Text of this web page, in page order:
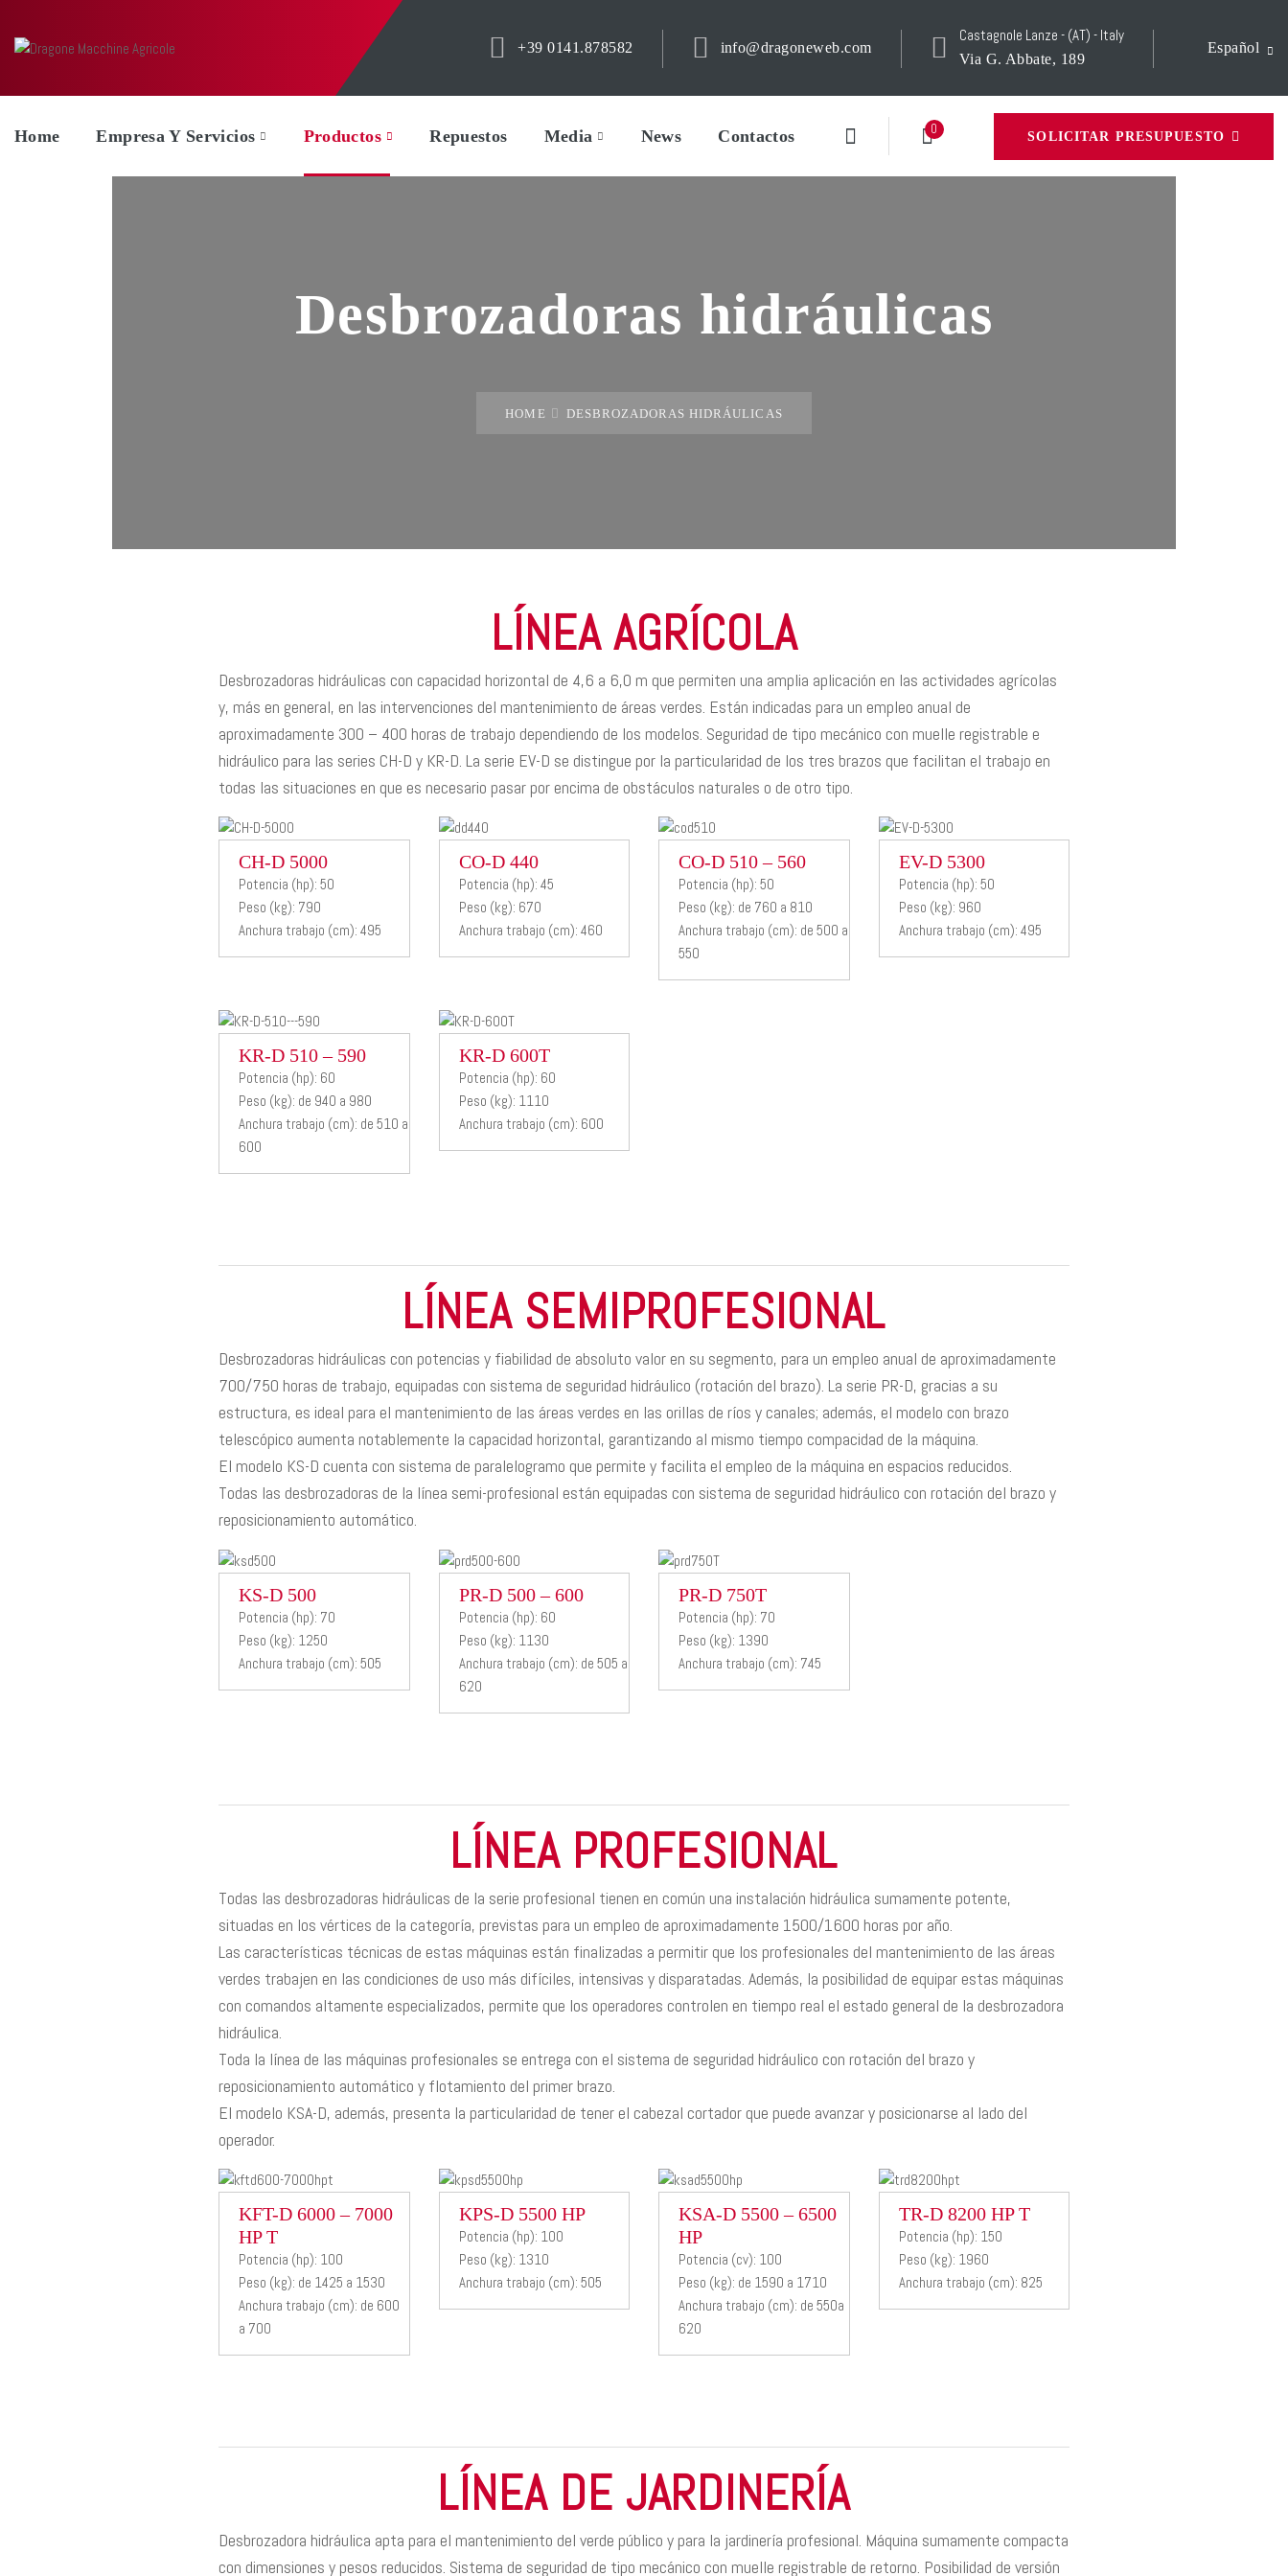
+39 0141.878582 info@dragoneweb.com
Castagnole Lanze - (AT) - Italy
Via G. Abbate, 189
Español
Home Empresa Y Servicios Productos Repuestos Media News Contactos 0 SOLICITAR PRESUPUESTO
Desbrozadoras hidráulicas
HOME DESBROZADORAS HIDRÁULICAS
LÍNEA AGRÍCOLA
Desbrozadoras hidráulicas con capacidad horizontal de 4,6 a 6,0 m que permiten una amplia aplicación en las actividades agrícolas
y, más en general, en las intervenciones del mantenimiento de áreas verdes. Están indicadas para un empleo anual de
aproximadamente 300 – 400 horas de trabajo dependiendo de los modelos. Seguridad de tipo mecánico con muelle registrable e
hidráulico para las series CH-D y KR-D. La serie EV-D se distingue por la particularidad de los tres brazos que facilitan el trabajo en
todas las situaciones en que es necesario pasar por encima de obstáculos naturales o de otro tipo.
CH-D 5000
Potencia (hp): 50
Peso (kg): 790
Anchura trabajo (cm): 495
CH-D
5000
Desbrozadora
CO-D 440
Potencia (hp): 45
Peso (kg): 670
Anchura trabajo (cm): 460
CO-D 440
Desbrozadora
CO-D 510 – 560
Potencia (hp): 50
Peso (kg): de 760 a 810
Anchura trabajo (cm): de 500 a
550
CO-D 510
– 560
Desbrozadora
hidráulica
EV-D 5300
Potencia (hp): 50
Peso (kg): 960
Anchura trabajo (cm): 495
EV-D 5300
Desbrozadora
KR-D 510 – 590
Potencia (hp): 60
Peso (kg): de 940 a 980
Anchura trabajo (cm): de 510 a
600
KR-D 510
– 590
Desbrozadora
hidráulica
KR-D 600T
Potencia (hp): 60
Peso (kg): 1110
Anchura trabajo (cm): 600
KR-D
600T
Desbrozadora
LÍNEA SEMIPROFESIONAL
Desbrozadoras hidráulicas con potencias y fiabilidad de absoluto valor en su segmento, para un empleo anual de aproximadamente
700/750 horas de trabajo, equipadas con sistema de seguridad hidráulico (rotación del brazo). La serie PR-D, gracias a su
estructura, es ideal para el mantenimiento de las áreas verdes en las orillas de ríos y canales; además, el modelo con brazo
telescópico aumenta notablemente la capacidad horizontal, garantizando al mismo tiempo compacidad de la máquina.
El modelo KS-D cuenta con sistema de paralelogramo que permite y facilita el empleo de la máquina en espacios reducidos.
Todas las desbrozadoras de la línea semi-profesional están equipadas con sistema de seguridad hidráulico con rotación del brazo y
reposicionamiento automático.
KS-D 500
Potencia (hp): 70
Peso (kg): 1250
Anchura trabajo (cm): 505
KS-D 500
Desbrozadora
PR-D 500 – 600
Potencia (hp): 60
Peso (kg): 1130
Anchura trabajo (cm): de 505 a
620
PR-D 500
– 600
Desbrozadora
hidraulica
PR-D 750T
Potencia (hp): 70
Peso (kg): 1390
Anchura trabajo (cm): 745
PR-D
750T
Desbrozadora
LÍNEA PROFESIONAL
Todas las desbrozadoras hidráulicas de la serie profesional tienen en común una instalación hidráulica sumamente potente,
situadas en los vértices de la categoría, previstas para un empleo de aproximadamente 1500/1600 horas por año.
Las características técnicas de estas máquinas están finalizadas a permitir que los profesionales del mantenimiento de las áreas
verdes trabajen en las condiciones de uso más difíciles, intensivas y disparatadas. Además, la posibilidad de equipar estas máquinas
con comandos altamente especializados, permite que los operadores controlen en tiempo real el estado general de la desbrozadora
hidráulica.
Toda la línea de las máquinas profesionales se entrega con el sistema de seguridad hidráulico con rotación del brazo y
reposicionamiento automático y flotamiento del primer brazo.
El modelo KSA-D, además, presenta la particularidad de tener el cabezal cortador que puede avanzar y posicionarse al lado del
operador.
KFT-D 6000 – 7000
HP T
Potencia (hp): 100
Peso (kg): de 1425 a 1530
Anchura trabajo (cm): de 600
a 700
KFT-D
6000 –
7000 HP T
Desbrozadora
hidraulica
KPS-D 5500 HP
Potencia (hp): 100
Peso (kg): 1310
Anchura trabajo (cm): 505
KPS-D
5500 HP
Desbrozadora
KSA-D 5500 – 6500
HP
Potencia (cv): 100
Peso (kg): de 1590 a 1710
Anchura trabajo (cm): de 550a
620
KSA-D
5500 –
6500 HP
Desbrozadora
hidraulica con
TR-D 8200 HP T
Potencia (hp): 150
Peso (kg): 1960
Anchura trabajo (cm): 825
TR-D
8200 HP T
Desbrozadora
LÍNEA DE JARDINERÍA
Desbrozadora hidráulica apta para el mantenimiento del verde público y para la jardinería profesional. Máquina sumamente compacta
con dimensiones y pesos reducidos. Sistema de seguridad de tipo mecánico con muelle registrable de retorno. Posibilidad de versión